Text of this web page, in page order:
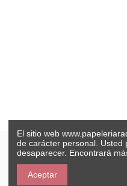
El sitio web
de carácter personal. Usted
desaparecer. Encontrará
Aceptar